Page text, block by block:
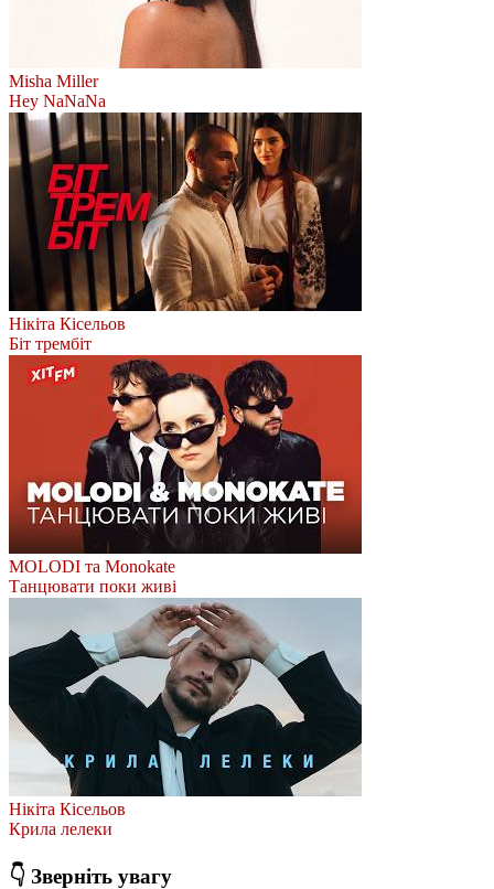
Misha Miller
Hey NaNaNa
Нікіта Кісельов
Біт трембіт
MOLODI та Monokate
Танцювати поки живі
Нікіта Кісельов
Крила лелеки
👇 Зверніть увагу